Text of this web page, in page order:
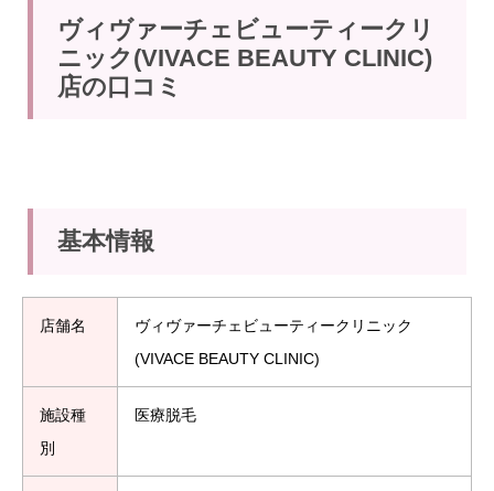
ヴィヴァーチェビューティークリ
ニック(VIVACE BEAUTY CLINIC)
店の口コミ
基本情報
店舗名
ヴィヴァーチェビューティークリニック
(VIVACE BEAUTY CLINIC)
施設種
別
医療脱毛